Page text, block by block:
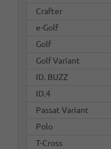
Crafter
e-Golf
Golf
Golf Variant
ID. BUZZ
ID.4
Passat Variant
Polo
T-Cross